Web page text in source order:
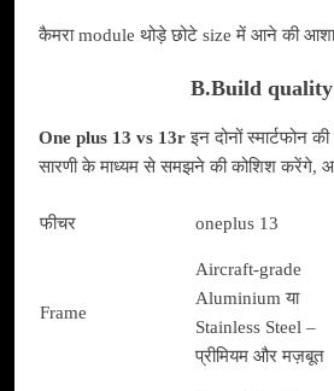
कैमरा module थोड़े छोटे size में आने की
B.Build
One plus 13 vs 13rइन दोनों स्मार्टफोन
सारणी के माध्यम से समझने की कोशिश करेंगे,
फीचर oneplus 13
Frame
Aircraft-grade
Aluminium या
Stainless Steel –
प्रीमियम और मज़बूत